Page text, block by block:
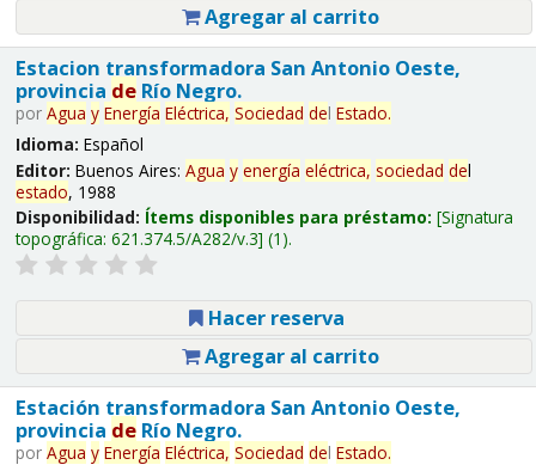
Agregar al carrito
Estacion transformadora San Antonio Oeste,
provincia deRío Negro.
por Agua y Energía Eléctrica, Sociedad del Estado.
Idioma: Español
Editor: Buenos Aires: Agua y energía eléctrica, sociedad del
estado, 1988
Disponibilidad: Ítems disponibles para préstamo: Signatura
topográfica: 621.374.5/A282/v.3 (1).
Hacer reserva
Agregar al carrito
Estación transformadora San Antonio Oeste,
provincia deRío Negro.
por Agua y Energía Eléctrica, Sociedad del Estado.